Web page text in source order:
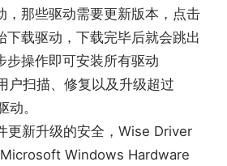
，那些驱动需要更新版本，点击
下载驱动，下载完毕后就会跳出
步操作即可安装所有驱动
扫描、修复以及升级超过
。
新升级的安全，Wise Driver
Windows Hardware